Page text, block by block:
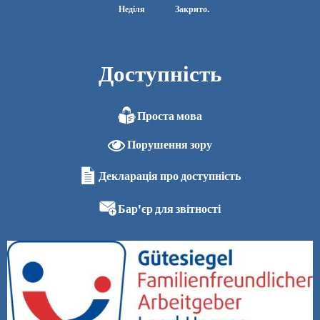
Неділя
Закрито.
Доступність
Проста мова
Порушення зору
Декларація про доступність
Бар'єр для звітності